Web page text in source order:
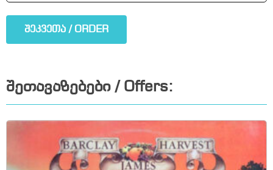
შეკვეთა / ORDER
შეთავაზებები / Offers: